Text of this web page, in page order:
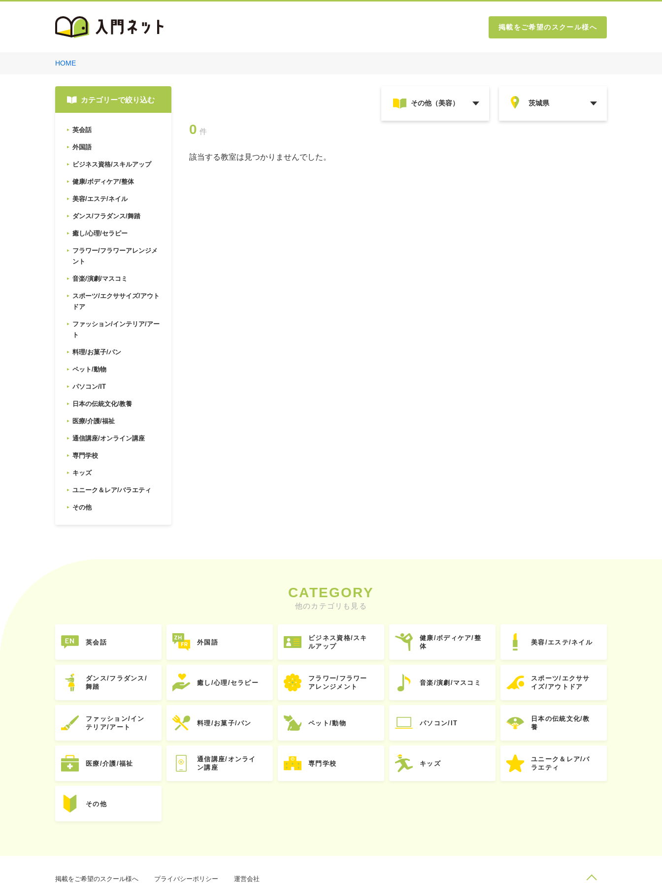
掲載をご希望のスクール様へ
HOME
カテゴリーで絞り込む
英会話
外国語
ビジネス資格/スキルアップ
健康/ボディケア/整体
美容/エステ/ネイル
ダンス/フラダンス/舞踏
癒し/心理/セラピー
フラワー/フラワーアレンジメ
ント
音楽/演劇/マスコミ
スポーツ/エクササイズ/アウト
ドア
ファッション/インテリア/アー
ト
料理/お菓子/パン
ペット/動物
パソコン/IT
日本の伝統文化/教養
医療/介護/福祉
通信講座/オンライン講座
専門学校
キッズ
ユニーク＆レア/バラエティ
その他
0 件
該当する教室は見つかりませんでした。
CATEGORY
他のカテゴリも見る
英会話 外国語
ビジネス資格/スキ
ルアップ
健康/ボディケア/整
体
美容/エステ/ネイル
ダンス/フラダンス/
舞踏
癒し/心理/セラピー
フラワー/フラワー
アレンジメント
音楽/演劇/マスコミ
スポーツ/エクササ
イズ/アウトドア
ファッション/イン
テリア/アート
料理/お菓子/パン ペット/動物 パソコン/IT
日本の伝統文化/教
養
医療/介護/福祉
通信講座/オンライ
ン講座
専門学校 キッズ
ユニーク＆レア/バ
ラエティ
その他
掲載をご希望のスクール様へ プライバシーポリシー 運営会社